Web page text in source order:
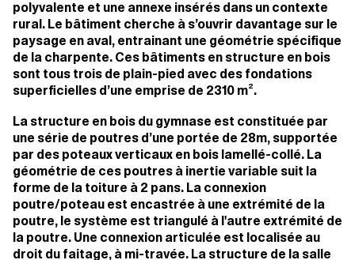
polyvalente et une annexe insérés dans un contexte
rural. Le bâtiment cherche à s’ouvrir davantage sur le
paysage en aval, entrainant une géométrie spécifique
de la charpente. Ces bâtiments en structure en bois
sont tous trois de plain-pied avec des fondations
superficielles d’une emprise de 2310 m².
La structure en bois du gymnase est constituée par
une série de poutres d’une portée de 28m, supportée
par des poteaux verticaux en bois lamellé-collé. La
géométrie de ces poutres à inertie variable suit la
forme de la toiture à 2 pans. La connexion
poutre/poteau est encastrée à une extrémité de la
poutre, le système est triangulé à l'autre extrémité de
la poutre. Une connexion articulée est localisée au
droit du faitage, à mi-travée. La structure de la salle